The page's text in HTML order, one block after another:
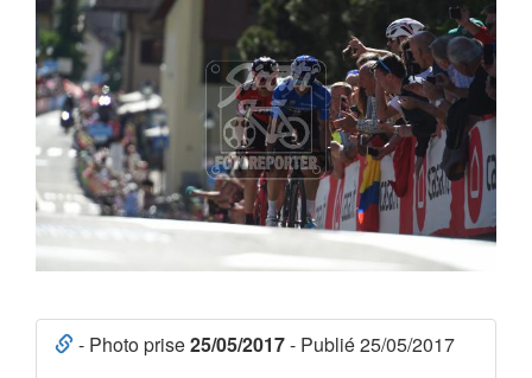
- Photo prise25/05/2017- Publié 25/05/2017